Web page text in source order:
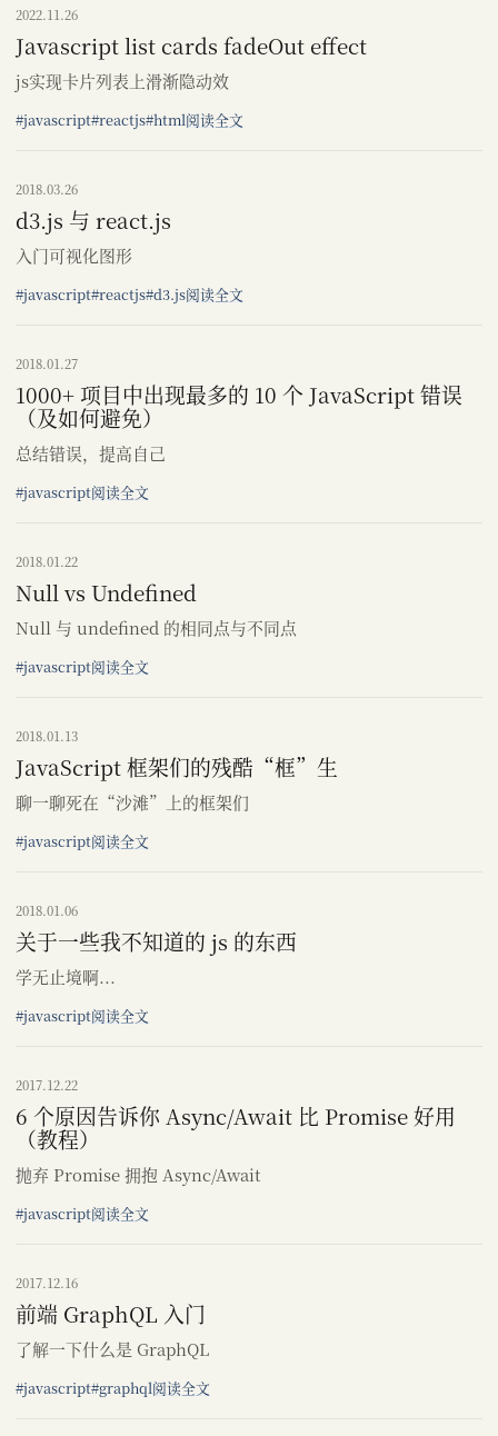
2022.11.26
Javascript list cards fadeOut effect
js实现卡片列表上滑渐隐动效
#javascript#reactjs#html阅读全文
2018.03.26
d3.js 与 react.js
入门可视化图形
#javascript#reactjs#d3.js阅读全文
2018.01.27
1000+ 项目中出现最多的 10 个 JavaScript 错误
（及如何避免）
总结错误，提高自己
#javascript阅读全文
2018.01.22
Null vs Undefined
Null 与 undefined 的相同点与不同点
#javascript阅读全文
2018.01.13
JavaScript 框架们的残酷“框”生
聊一聊死在“沙滩”上的框架们
#javascript阅读全文
2018.01.06
关于一些我不知道的 js 的东西
学无止境啊...
#javascript阅读全文
2017.12.22
6 个原因告诉你 Async/Await 比 Promise 好用
（教程）
抛弃 Promise 拥抱 Async/Await
#javascript阅读全文
2017.12.16
前端 GraphQL 入门
了解一下什么是 GraphQL
#javascript#graphql阅读全文